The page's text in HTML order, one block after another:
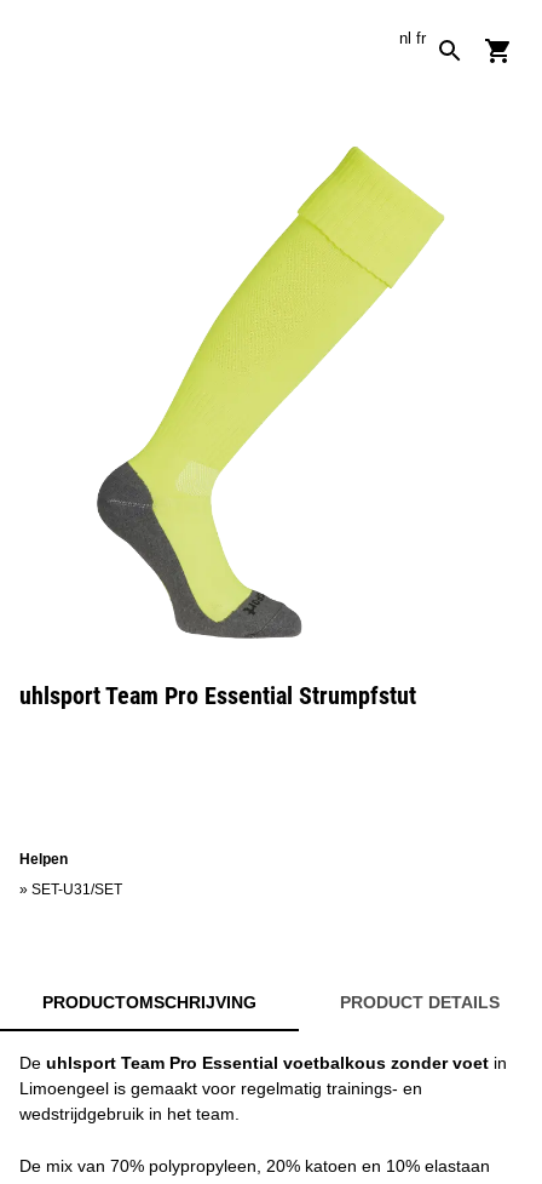
nl fr
uhlsport Team Pro Essential Strumpfstut
Helpen
» SET-U31/SET
PRODUCTOMSCHRIJVING PRODUCT DETAILS
De uhlsport Team Pro Essential voetbalkous zonder voet in
Limoengeel is gemaakt voor regelmatig trainings- en
wedstrijdgebruik in het team.
De mix van 70% polypropyleen, 20% katoen en 10% elastaan